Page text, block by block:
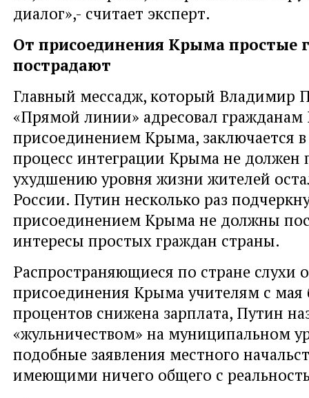
диалог»,- считает эксперт.
От присоединения Крыма простые
пострадают
Главный мессадж, который Владимир
«Прямой линии» адресовал гражданам
присоединением Крыма, заключается
процесс интеграции Крыма не должен
ухудшению уровня жизни жителей
России. Путин несколько раз
присоединением Крыма не должны
интересы простых граждан страны.
Распространяющиеся по стране слухи
присоединения Крыма учителям с мая
процентов снижена зарплата, Путин
«жульничеством» на муниципальном
подобные заявления местного
имеющими ничего общего с